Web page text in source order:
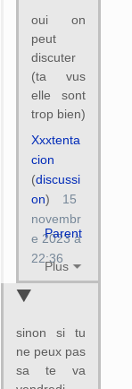
oui on
peut
discuter
(ta vus
elle sont
trop bien)
Parent
Plus
Xxxtenta
cion
(discussi
on)
15
novembr
e 2023 à
22:36
sinon si tu
ne peux pas
sa te va